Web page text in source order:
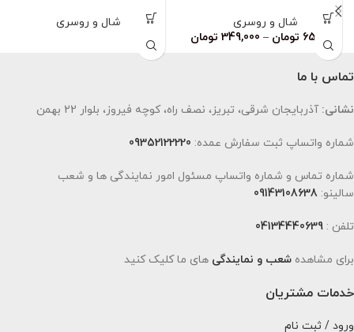
شال و روسری
659,000 تومان –
349,000 تومان
شال و روسری
تماس با ما
نشانی: آذربایجان شرقی، تبریز، نصف راه، کوچه فیروز، بلوار 22 بهمن
شماره واتساپ ثبت سفارش عمده: 09352122220
شماره تماس و شماره واتساپ مسئول امور نمایندگی ها و شعب
سالینو: 09143108638
تلفن : 04134440639
برای مشاهده شعب و نمایندگی های ما کلیک کنید
خدمات مشتریان
ورود / ثبت نام